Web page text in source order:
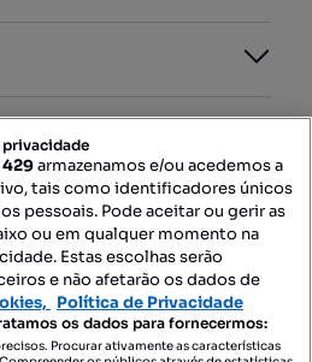
429armazenamos e/ou acedemos a
tais como identificadores únicos
pessoais. Pode aceitar ou gerir as
ou em qualquer momento na
Estas escolhas serão
e não afetarão os dados de
Política de Privacidade
os dados para fornecermos:
Procurar ativamente as características